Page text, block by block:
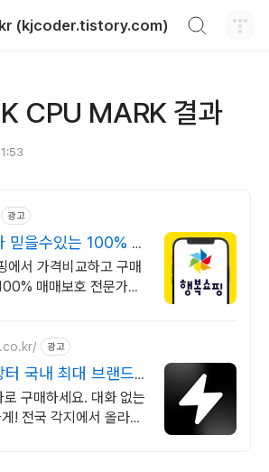
(kjcoder.tistory.com)
CPU MARK 결과
광고
믿을수있는 100% 매
에서 가격비교하고 구매
매매보호 전문가의
광고
국내 최대 브랜드
구매하세요. 대화 없는
! 전국 각지에서 올라오